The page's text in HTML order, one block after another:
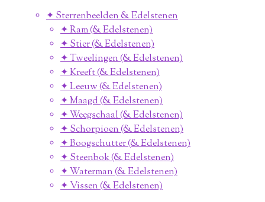
✦ Sterrenbeelden & Edelstenen
✦ Ram (& Edelstenen)
✦ Stier (& Edelstenen)
✦ Tweelingen (& Edelstenen)
✦ Kreeft (& Edelstenen)
✦ Leeuw (& Edelstenen)
✦ Maagd (& Edelstenen)
✦ Weegschaal (& Edelstenen)
✦ Schorpioen (& Edelstenen)
✦ Boogschutter (& Edelstenen)
✦ Steenbok (& Edelstenen)
✦ Waterman (& Edelstenen)
✦ Vissen (& Edelstenen)